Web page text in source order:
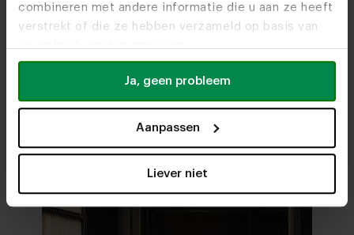
combineren met andere informatie die u aan ze heeft
verstrekt of die ze hebben verzameld op basis van
Ja, geen probleem
Aanpassen
Liever niet
Zien we je snel?
Bezoekonze woonwinkels